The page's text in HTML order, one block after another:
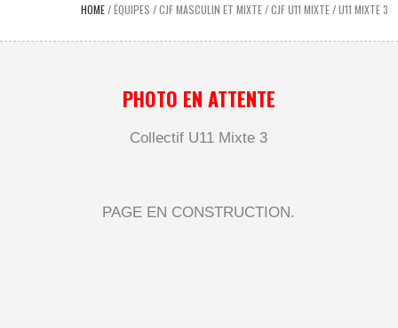
HOME/ÉQUIPES /CJF MASCULIN ET MIXTE/CJF U11 MIXTE/U11 MIXTE 3
PHOTO EN ATTENTE
Collectif U11 Mixte 3
PAGE EN CONSTRUCTION.